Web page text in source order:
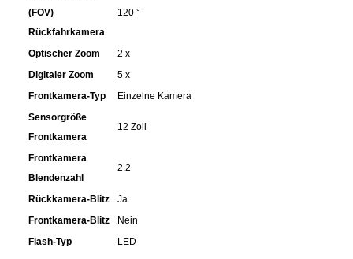
Schreibwaren / Büroartikel / Kleber
Spezialreiniger
(FOV)
Rückfahrkamera
120 °
Optischer Zoom
2 x
Digitaler Zoom
5 x
Frontkamera-Typ
Einzelne Kamera
Sensorgröße
Frontkamera
12 Zoll
Frontkamera
Blendenzahl
2.2
Rückkamera-Blitz
Ja
Frontkamera-Blitz
Nein
Flash-Typ
LED